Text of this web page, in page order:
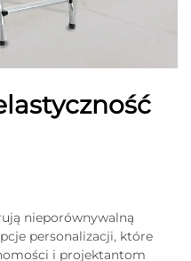
nieporównywalną
personalizacji, które
i projektantom